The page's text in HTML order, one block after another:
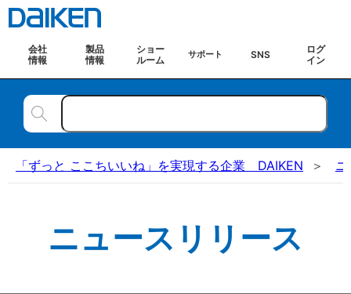
会社
情報
製品
情報
ショー
ルーム
サポート SNS
ログ
イン
「ずっと ここちいいね」を実現する企業 DAIKEN
ニュースリリース